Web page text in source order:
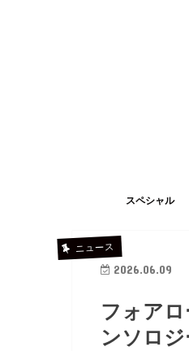
スペシャル
ニュース
2026.06.09
フォア
ンソロ